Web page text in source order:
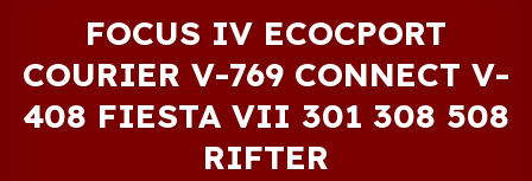
FOCUS IV ECOCPORT
COURIER V-769 CONNECT V-
408 FIESTA VII 301 308 508
RIFTER